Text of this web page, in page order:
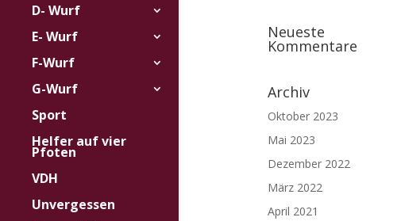
D- Wurf
E- Wurf
F-Wurf
G-Wurf
Sport
Helfer auf vier
Pfoten
VDH
Unvergessen
Neueste
Kommentare
Archiv
Oktober 2023
Mai 2023
Dezember 2022
März 2022
April 2021